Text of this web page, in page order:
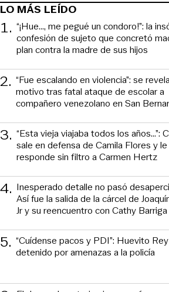
LO MÁS LEÍDO
1. “¡Hue..., me pegué un condoro!”: la
confesión de sujeto que concretó
plan contra la madre de sus hijos
2. “Fue escalando en violencia”: se
motivo tras fatal ataque de escolar a
compañero venezolano en San
3. “Esta vieja viajaba todos los años...”:
sale en defensa de Camila Flores y le
responde sin filtro a Carmen Hertz
4. Inesperado detalle no pasó
Así fue la salida de la cárcel de
Jr y su reencuentro con Cathy Barriga
5. “Cuídense pacos y PDI”: Huevito
detenido por amenazas a la policía